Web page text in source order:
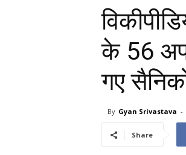
के 56
गए
By Gyan Srivastava -
Share